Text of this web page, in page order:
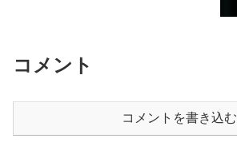
コメント
コメントを書き込む